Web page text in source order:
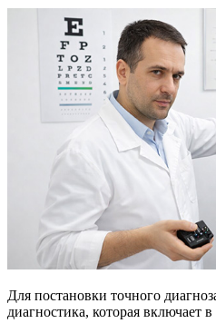
Для постановки точного
диагностика, которая включает